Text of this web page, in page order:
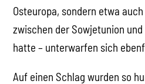
Osteuropa, sondern etwa
zwischen der Sowjetunion
hatte – unterwarfen sich
Auf einen Schlag wurden so